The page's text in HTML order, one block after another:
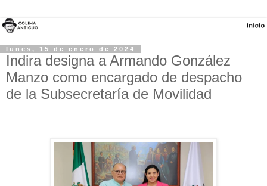
lunes, 15 de enero de 2024
Indira designa a Armando González
Manzo como encargado de despacho
de la Subsecretaría de Movilidad